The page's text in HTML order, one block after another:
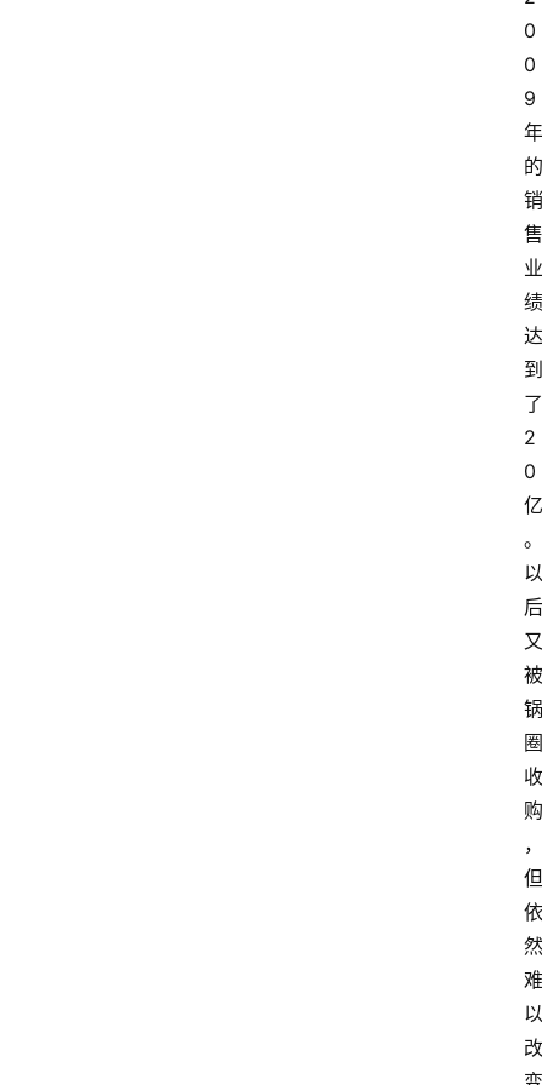
0
0
9
年
的
销
售
业
绩
达
到
了
2
0
亿
。
以
后
又
被
锅
圈
收
购
，
但
依
然
难
以
改